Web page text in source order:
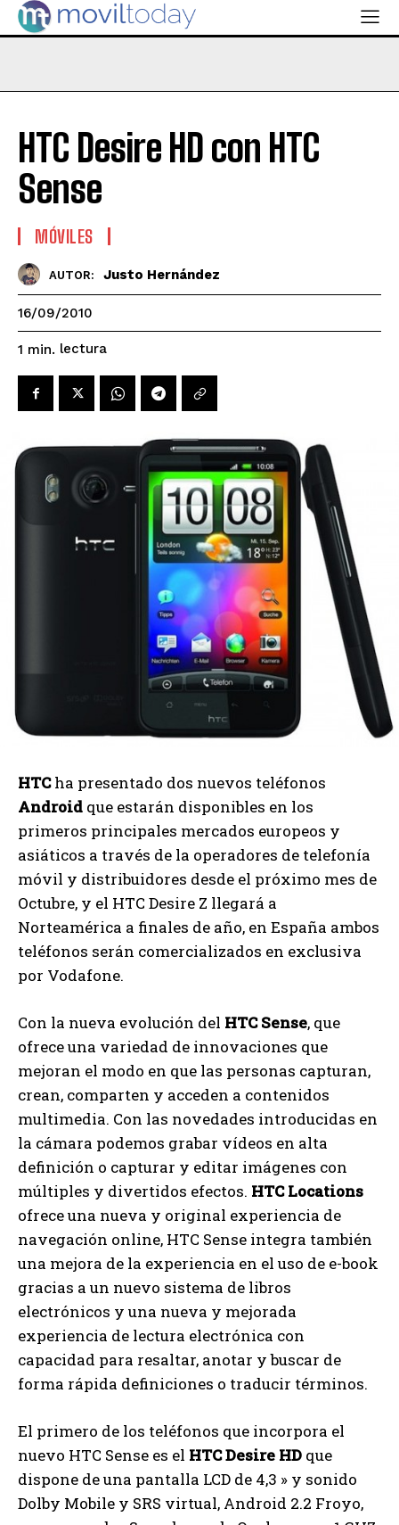
HTC Desire HD con HTC
Sense
MÓVILES
AUTOR: Justo Hernández
16/09/2010
1 min. lectura
HTCha presentado dos nuevos teléfonos
Android que estarán disponibles en los
primeros principales mercados europeos y
asiáticos a través de la operadores de telefonía
móvil y distribuidores desde el próximo mes de
Octubre, y el HTC Desire Z llegará a
Norteamérica a finales de año, en España ambos
teléfonos serán comercializados en exclusiva
por Vodafone.
Con la nueva evolución del HTC Sense, que
ofrece una variedad de innovaciones que
mejoran el modo en que las personas capturan,
crean, comparten y acceden a contenidos
multimedia. Con las novedades introducidas en
la cámara podemos grabar vídeos en alta
definición o capturar y editar imágenes con
múltiples y divertidos efectos. HTC Locations
ofrece una nueva y original experiencia de
navegación online, HTC Sense integra también
una mejora de la experiencia en el uso de e-book
gracias a un nuevo sistema de libros
electrónicos y una nueva y mejorada
experiencia de lectura electrónica con
capacidad para resaltar, anotar y buscar de
forma rápida definiciones o traducir términos.
El primero de los teléfonos que incorpora el
nuevo HTC Sense es el HTC Desire HD que
dispone de una pantalla LCD de 4,3 » y sonido
Dolby Mobile y SRS virtual, Android 2.2 Froyo,